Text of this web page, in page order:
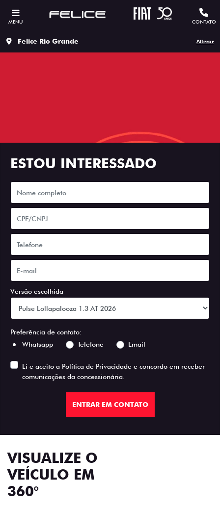
MENU CONTATO
Felice Rio Grande Alterar
ESTOU INTERESSADO
Versão escolhida
Preferência de contato:
Whatsapp
Telefone Email
Li e aceito a Política de Privacidade e concordo em receber
comunicações da concessionária.
ENTRAR EM CONTATO
VISUALIZE O
VEÍCULO EM
360°